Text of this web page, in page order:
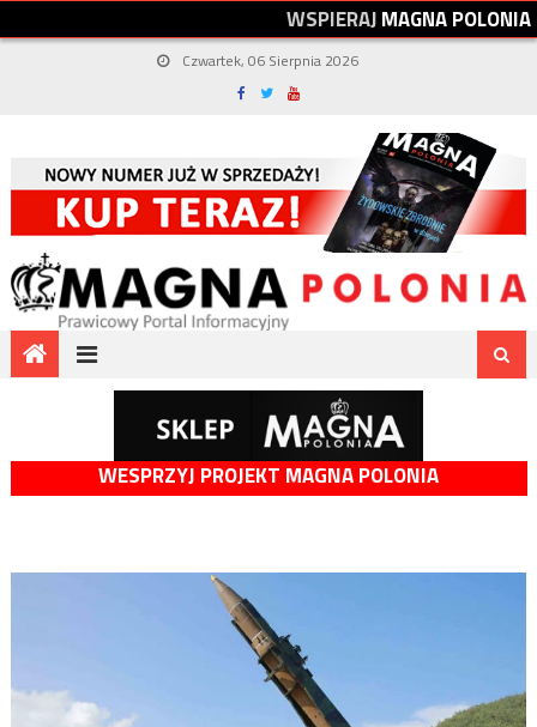
WSPIERAJMAGNAPOLONIA
Czwartek, 06 Sierpnia 2026
WESPRZYJ PROJEKT MAGNA POLONIA